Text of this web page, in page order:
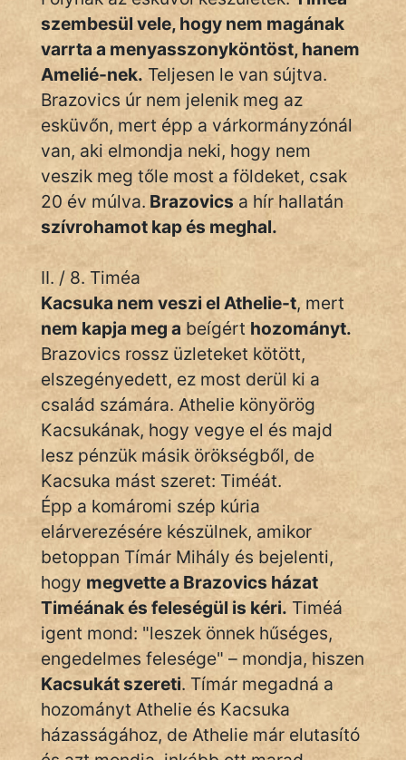
szembesül vele, hogy nem magának
varrta a menyasszonyköntöst, hanem
Amelié-nek. Teljesen le van sújtva.
Brazovics úr nem jelenik meg az
esküvőn, mert épp a várkormányzónál
van, aki elmondja neki, hogy nem
veszik meg tőle most a földeket, csak
20 év múlva. Brazovics a hír hallatán
szívrohamot kap és meghal.
II. / 8. Timéa
Kacsuka nem veszi el Athelie-t, mert
nem kapja meg a beígérthozományt.
Brazovics rossz üzleteket kötött,
elszegényedett, ez most derül ki a
család számára. Athelie könyörög
Kacsukának, hogy vegye el és majd
lesz pénzük másik örökségből, de
Kacsuka mást szeret: Timéát.
Épp a komáromi szép kúria
elárverezésére készülnek, amikor
betoppan Tímár Mihály és bejelenti,
hogy megvette a Brazovics házat
Timéának és feleségül is kéri. Timéá
igent mond: "leszek önnek hűséges,
engedelmes felesége" – mondja, hiszen
Kacsukát szereti. Tímár megadná a
hozományt Athelie és Kacsuka
házasságához, de Athelie már elutasító